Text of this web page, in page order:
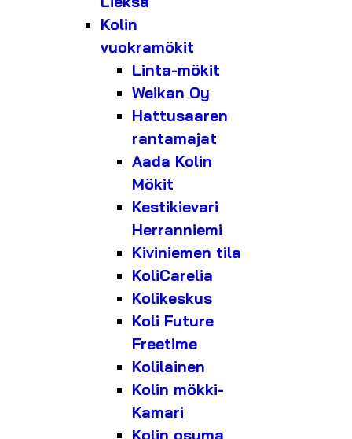
Kolin
vuokramökit
Linta-mökit
Weikan Oy
Hattusaaren
rantamajat
Aada Kolin
Mökit
Kestikievari
Herranniemi
Kiviniemen tila
KoliCarelia
Kolikeskus
Koli Future
Freetime
Kolilainen
Kolin mökki-
Kamari
Kolin osuma